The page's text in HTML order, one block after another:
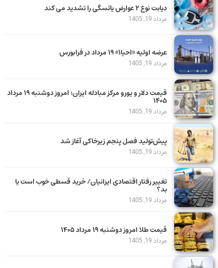
دیابت نوع ۲ عوارض یائسگی را تشدید می کند
مرداد 19, 1405
عرضه اولیه «احیا۱» ۱۹ مرداد در فرابورس
مرداد 19, 1405
قیمت دلار و یورو مرکز مبادله ایران؛ امروز دوشنبه ۱۹ مرداد
۱۴۰۵
مرداد 19, 1405
پیش‌تولید فصل پنجم زیرخاکی آغاز شد
مرداد 19, 1405
تغییر رفتار اقتصادی ایرانیان/ خرید قسطی خوب است یا
بد؟
مرداد 19, 1405
قیمت طلا امروز دوشنبه ۱۹ مرداد ۱۴۰۵
مرداد 19, 1405